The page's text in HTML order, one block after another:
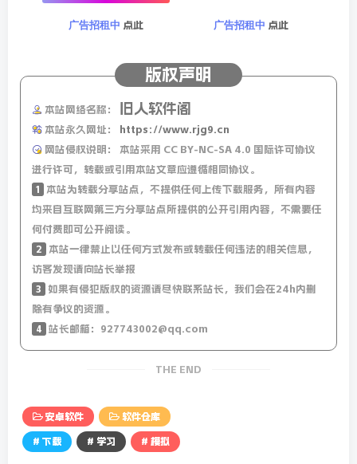
广告招租中 点此 广告招租中 点此
版权声明
本站网络名称： 旧人软件阁
本站永久网址：
https://www.rjg9.cn
网站侵权说明：
本站采用 CC BY-NC-SA 4.0 国际许可协议
进行许可，转载或引用本站文章应遵循相同协议。
1
本站为转载分享站点，不提供任何上传下载服务，所有内容
均来自互联网第三方分享站点所提供的公开引用内容，不需要任
何付费即可公开阅读。
2
本站一律禁止以任何方式发布或转载任何违法的相关信息，
访客发现请向站长举报
3
如果有侵犯版权的资源请尽快联系站长，我们会在24h内删
除有争议的资源。
4 站长邮箱：927743002@qq.com
THE END
安卓软件 软件仓库
# 下载 # 学习 # 模拟